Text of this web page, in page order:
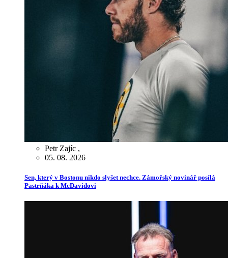
Petr Zajíc ,
05. 08. 2026
Sen, který v Bostonu nikdo slyšet nechce. Zámořský novinář posílá
Pastrňáka k McDavidovi